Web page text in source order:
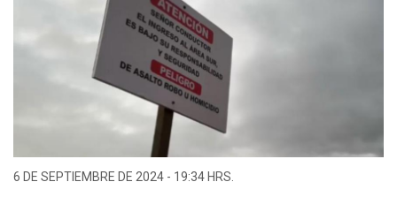
6 DE SEPTIEMBRE DE 2024 - 19:34 HRS.